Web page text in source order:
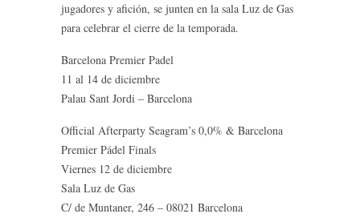
jugadores y afición, se junten en la sala Luz de Gas
para celebrar el cierre de la temporada.
Barcelona Premier Padel
11 al 14 de diciembre
Palau Sant Jordi – Barcelona
Official Afterparty Seagram’s 0,0% & Barcelona
Premier Pádel Finals
Viernes 12 de diciembre
Sala Luz de Gas
C/ de Muntaner, 246 – 08021 Barcelona